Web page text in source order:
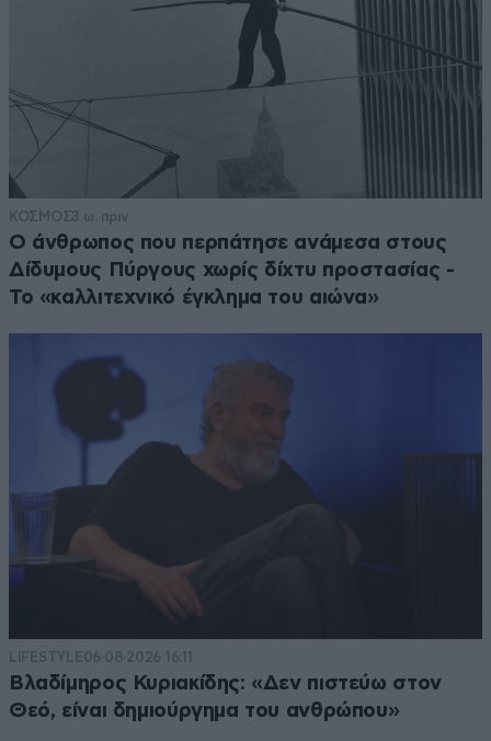
ΚΟΣΜΟΣ3 ω. πριν
Ο άνθρωπος που περπάτησε ανάμεσα στους
Δίδυμους Πύργους χωρίς δίχτυ προστασίας -
Το «καλλιτεχνικό έγκλημα του αιώνα»
LIFESTYLE06·08·2026 16:11
Βλαδίμηρος Κυριακίδης: «Δεν πιστεύω στον
Θεό, είναι δημιούργημα του ανθρώπου»